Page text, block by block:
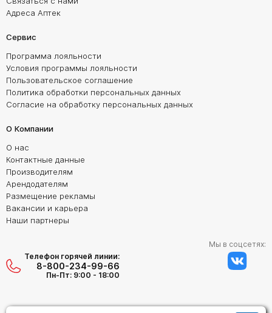
Адреса Аптек
Сервис
Программа лояльности
Условия программы лояльности
Пользовательское соглашение
Политика обработки персональных данных
Согласие на обработку персональных данных
О Компании
О нас
Контактные данные
Производителям
Арендодателям
Размещение рекламы
Вакансии и карьера
Наши партнеры
Телефон горячей линии:
8-800-234-99-66
Пн-Пт: 9:00 - 18:00
Мы в соцсетях: